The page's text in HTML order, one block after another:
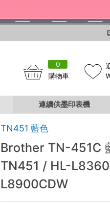
0
購物車
連續供墨印表機
TN451 藍色
Brother TN-451C
TN451 / HL-
L8900CDW